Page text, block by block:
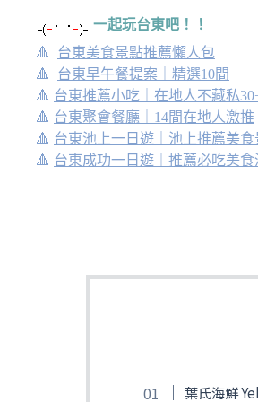
一起玩台東吧！！
🔺
台東美食景點推薦懶人包
🔺
台東早午餐提案｜精選10間
🔺 台東推薦小吃｜在地人不藏私
🔺 台東聚會餐廳｜14間在地人激推
🔺 台東池上一日遊｜池上推薦美食
🔺 台東成功一日遊｜推薦必吃美食
葉氏海鮮